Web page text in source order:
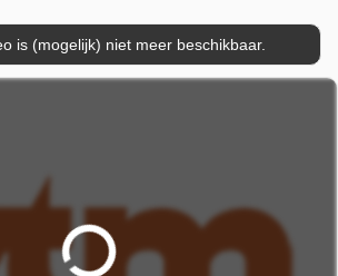
is (mogelijk) niet meer beschikbaar.